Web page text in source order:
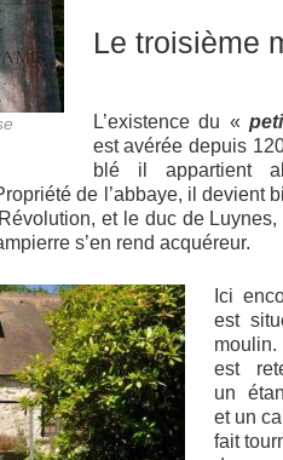
Le troisième
L’existence du «
est avérée depuis
blé il appartient
de l’abbaye, il devient
et le duc de Luynes,
s’en rend acquéreur.
Ici
est
moulin.
est
un
et un
fait